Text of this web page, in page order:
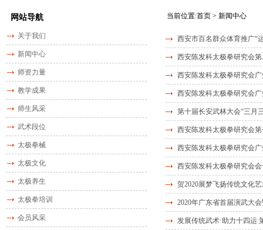
网站导航
关于我们
新闻中心
师资力量
教学成果
师生风采
武术段位
太极拳械
太极文化
太极养生
太极拳培训
会员风采
当前位置:首页 > 新闻中心
西安市百名群众体育推广“
西安陈发科太极拳研究会
西安陈发科太极拳研究会
西安陈发科太极拳研究会
第十届长安武林大会“三月
西安陈发科太极拳研究会
西安陈发科太极拳研究会
西安陈发科太极拳研究会
贺2020展梦飞扬传统文化
2020年广东省首届演武大
发展传统武术·助力十四运